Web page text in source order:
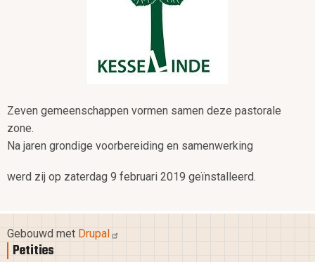
Zeven gemeenschappen vormen samen deze pastorale
zone.
Na jaren grondige voorbereiding en samenwerking
werd zij op zaterdag 9 februari 2019 geïnstalleerd.
Gebouwd met Drupal
Petities